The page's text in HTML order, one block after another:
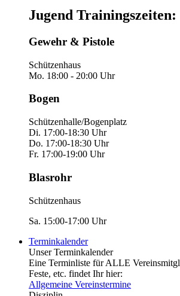
Jugend Trainingszeiten:
Gewehr & Pistole
Schützenhaus
Mo. 18:00 - 20:00 Uhr
Bogen
Schützenhalle/Bogenplatz
Di. 17:00-18:30 Uhr
Do. 17:00-18:30 Uhr
Fr. 17:00-19:00 Uhr
Blasrohr
Schützenhaus
Sa. 15:00-17:00 Uhr
Terminkalender
Unser Terminkalender
Eine Terminliste für ALLE
Feste, etc. findet Ihr hier:
Allgemeine Vereinstermine